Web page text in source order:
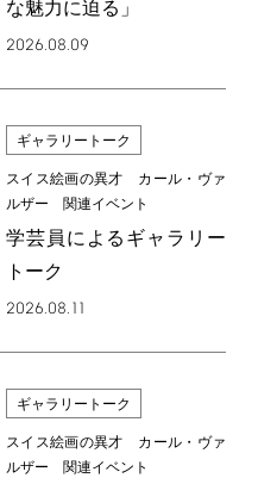
な魅力に迫る」
2026.08.09
ギャラリートーク
スイス絵画の異才 カール・ヴァ
ルザー 関連イベント
学芸員によるギャラリー
トーク
2026.08.11
ギャラリートーク
スイス絵画の異才 カール・ヴァ
ルザー 関連イベント